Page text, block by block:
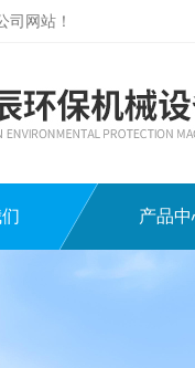
司网站！
产品中